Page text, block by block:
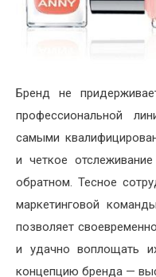
Бренд не
профессиональной
самыми
и четкое
обратном. Тесное
маркетинговой
позволяет
и удачно воплощать
концепцию бренда —